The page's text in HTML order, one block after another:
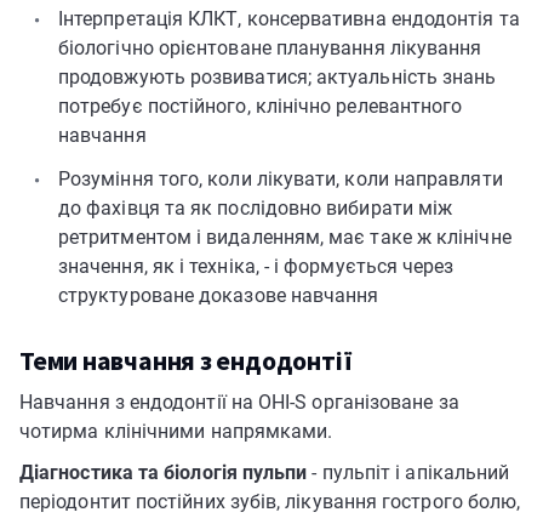
Інтерпретація КЛКТ, консервативна ендодонтія та
біологічно орієнтоване планування лікування
продовжують розвиватися; актуальність знань
потребує постійного, клінічно релевантного
навчання
Розуміння того, коли лікувати, коли направляти
до фахівця та як послідовно вибирати між
ретритментом і видаленням, має таке ж клінічне
значення, як і техніка, - і формується через
структуроване доказове навчання
Теми навчання з ендодонтії
Навчання з ендодонтії на OHI-S організоване за
чотирма клінічними напрямками.
Діагностика та біологія пульпи - пульпіт і апікальний
періодонтит постійних зубів, лікування гострого болю,